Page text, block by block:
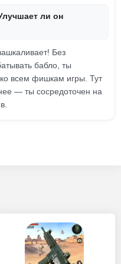
ли он
Без
бабло, ты
всем фишкам игры. Тут
— ты сосредоточен на